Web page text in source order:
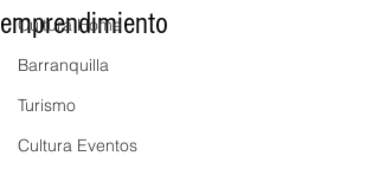
Cultura Home
Barranquilla
Turismo
Cultura Eventos
emprendimiento